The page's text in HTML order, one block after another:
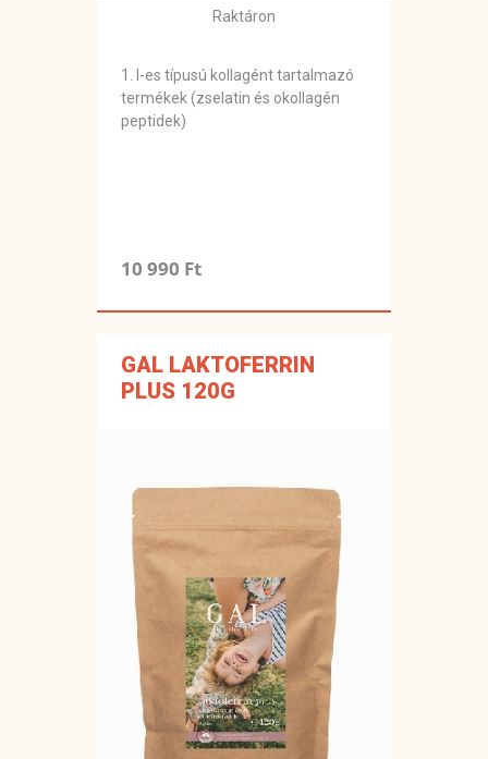
Raktáron
1. I-es típusú kollagént tartalmazó
termékek (zselatin és okollagén
peptidek)
10 990 Ft
GAL LAKTOFERRIN
PLUS 120G